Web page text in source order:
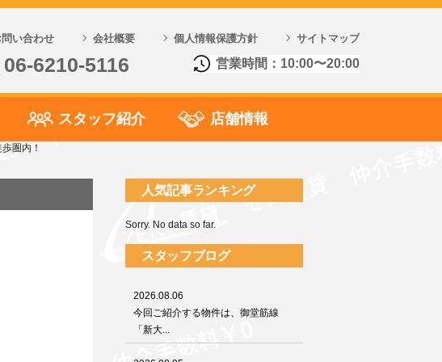
問い合わせ 会社概要 個人情報保護方針 サイトマップ
06-6210-5116 営業時間：10:00〜20:00
スタッフ紹介 店舗情報
圏内！
人気記事ランキング
Sorry. No data so far.
スタッフブログ
2026.08.06
今回ご紹介する物件は、御堂筋線
「新大...